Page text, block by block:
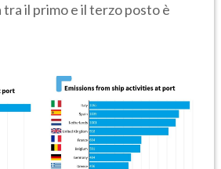
tra il primo e il terzo posto è